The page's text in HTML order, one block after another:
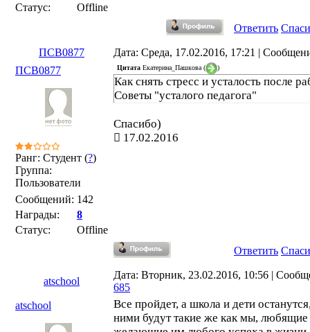
Статус:
Offline
Ответить
ПСВ0877
Дата: Среда, 17.02.2016, 17:21 |
ПСВ0877
Ранг: Студент (?)
Группа:
Пользователи
Сообщений: 142
Награды:
8
Статус:
Offline
Цитата Екатерина_Пашкова ( )
Как снять стресс и усталость после
Советы "усталого педагога"
Спасибо)
17.02.2016
Ответить
atschool
Дата: Вторник, 23.02.2016, 10:56 |
685
atschool
Все пройдет, а школа и дети
ними будут такие же как мы, любящие